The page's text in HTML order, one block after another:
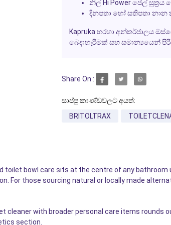
නිල් Hi Powerජෙල් සූත්‍රය
දිනපතා හෝ සතිපතා නාන
Kapruka හරහා අන්තර්ජාලය
බෙදාහැරීමක් සහ සමාන්‍යයෙන්
Share On :
සාප්පු කාණ්ඩවලට අයත්:
BRITOLTRAX
toilet bowl care sits at the centre of any
For those sourcing natural or locally made
cleaner with broader personal care items
section.